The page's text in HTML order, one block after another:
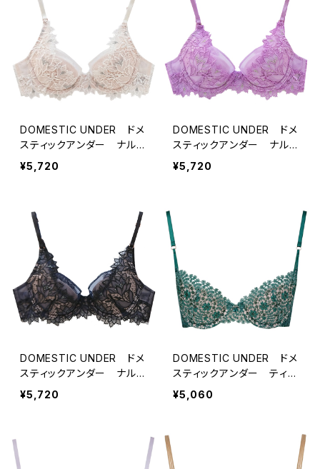
DOMESTIC UNDER ドメ
スティックアンダー ナルシ
ス ブラジャー（オフホワイ
ト）D2257
¥5,720
DOMESTIC UNDER ドメ
スティックアンダー ナルシ
ス ブラジャー（ラベンダ
ー）D2257
¥5,720
DOMESTIC UNDER ドメ
スティックアンダー ナルシ
ス ブラジャー（ブラック）D
2257
¥5,720
DOMESTIC UNDER ドメ
スティックアンダー ティン
クルギュピール ブラ ブラ
ジャー （イングリッシュグ
¥5,060